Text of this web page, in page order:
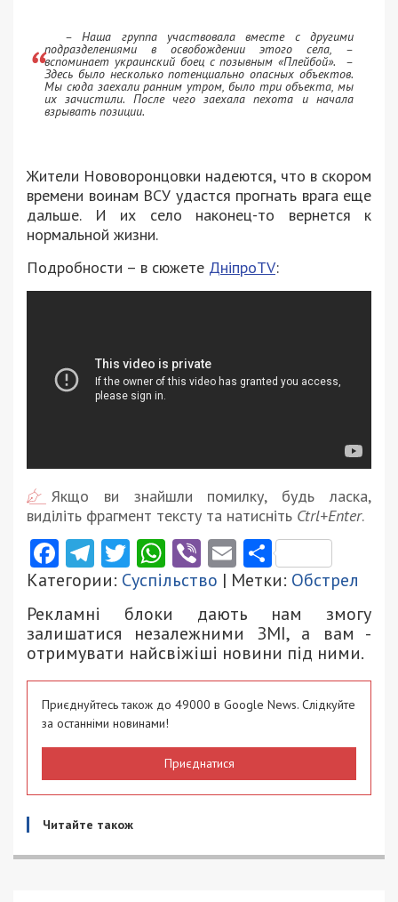
– Наша группа участвовала вместе с другими
подразделениями в освобождении этого села, –
вспоминает украинский боец с позывным «Плейбой». –
Здесь было несколько потенциально опасных объектов.
Мы сюда заехали ранним утром, было три объекта, мы
их зачистили. После чего заехала пехота и начала
взрывать позиции.
Жители Нововоронцовки надеются, что в скором
времени воинам ВСУ удастся прогнать врага еще
дальше. И их село наконец-то вернется к
нормальной жизни.
Подробности – в сюжете ДніпроTV:
Якщо ви знайшли помилку, будь ласка,
виділіть фрагмент тексту та натисніть Ctrl+Enter.
Facebook
Telegram
Twitter
WhatsApp
ViberEmail
Категории: Суспільство | Метки: Обстрел
Рекламні блоки дають нам змогу
залишатися незалежними ЗМІ, а вам -
отримувати найсвіжіші новини під ними.
Приєднуйтесь також до 49000 в Google News. Слідкуйте
за останніми новинами!
Приєднатися
Читайте також